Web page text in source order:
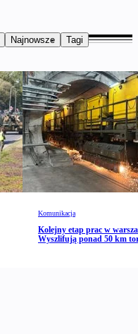
Najnowsze Tagi
Komunikacja
Kolejny etap prac w
Wyszlifują ponad 50 km